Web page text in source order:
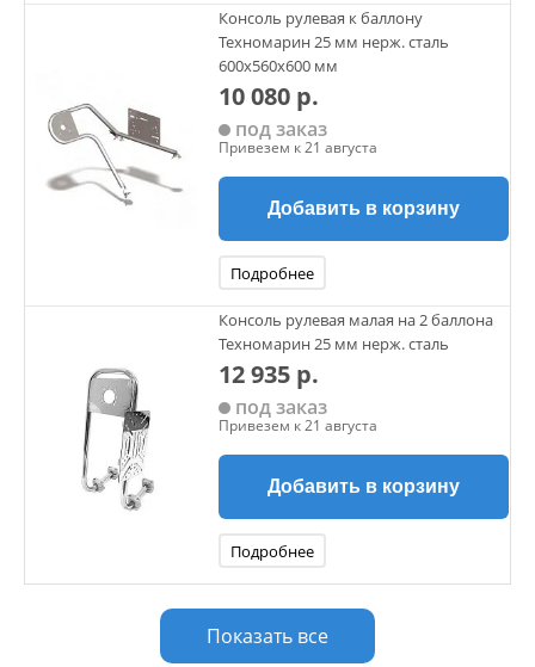
Консоль рулевая к баллону
Техномарин 25 мм нерж. сталь
600х560х600 мм
10 080 р.
под заказ
Привезем к 21 августа
Добавить в корзину
Подробнее
Консоль рулевая малая на 2 баллона
Техномарин 25 мм нерж. сталь
12 935 р.
под заказ
Привезем к 21 августа
Добавить в корзину
Подробнее
Показать все